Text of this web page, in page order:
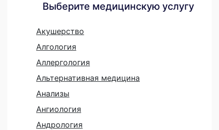
Выберите медицинскую услугу
Акушерство
Алгология
Аллергология
Альтернативная медицина
Анализы
Ангиология
Андрология